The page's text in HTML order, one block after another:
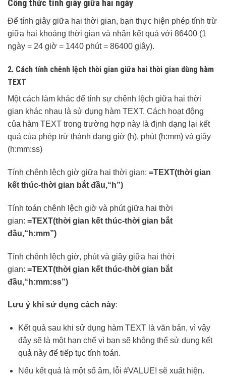
Công thức tính giây giữa hai ngày
Để tính giây giữa hai thời gian, bạn thực hiện phép tính trừ
giữa hai khoảng thời gian và nhân kết quả với 86400 (1
ngày = 24 giờ = 1440 phút = 86400 giây).
2. Cách tính chênh lệch thời gian giữa hai thời gian dùng hàm
TEXT
Một cách làm khác để tính sự chênh lệch giữa hai thời
gian khác nhau là sử dụng hàm TEXT. Cách hoạt động
của hàm TEXT trong trường hợp này là định dạng lại kết
quả của phép trừ thành dạng giờ (h), phút (h:mm) và giây
(h:mm:ss)
Tính chênh lệch giờ giữa hai thời gian: =TEXT(thời gian
kết thúc-thời gian bắt đầu,“h”)
Tính toán chênh lệch giờ và phút giữa hai thời
gian: =TEXT(thời gian kết thúc-thời gian bắt
đầu,“h:mm”)
Tính chênh lệch giờ, phút và giây giữa hai thời
gian: =TEXT(thời gian kết thúc-thời gian bắt
đầu,“h:mm:ss”)
Lưu ý khi sử dụng cách này:
Kết quả sau khi sử dụng hàm TEXT là văn bản, vì vậy
đây sẽ là một hạn chế vì bạn sẽ không thể sử dụng kết
quả này để tiếp tục tính toán.
Nếu kết quả là một số âm, lỗi #VALUE! sẽ xuất hiện.